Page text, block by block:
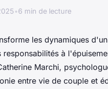
•6 min de lecture
les dynamiques
responsabilités à
Marchi,
entre vie de couple et